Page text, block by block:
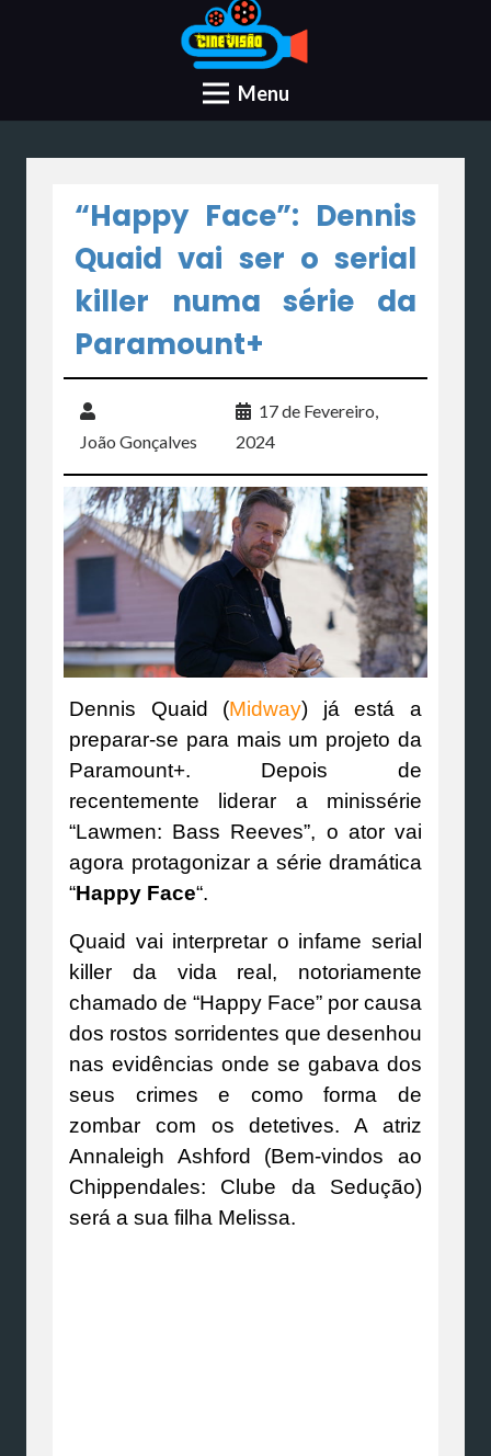
Menu
“Happy Face”: Dennis
Quaid vai ser o serial
killer numa série da
Paramount+
João Gonçalves
17 de Fevereiro,
2024
Dennis Quaid (Midway) já está a
preparar-se para mais um projeto da
Paramount+. Depois de
recentemente liderar a minissérie
“Lawmen: Bass Reeves”, o ator vai
agora protagonizar a série dramática
“Happy Face“.
Quaid vai interpretar o infame serial
killer da vida real, notoriamente
chamado de “Happy Face” por causa
dos rostos sorridentes que desenhou
nas evidências onde se gabava dos
seus crimes e como forma de
zombar com os detetives. A atriz
Annaleigh Ashford (Bem-vindos ao
Chippendales: Clube da Sedução)
será a sua filha Melissa.